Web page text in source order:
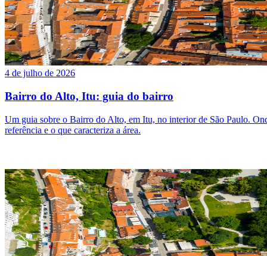
4 de julho de 2026
Bairro do Alto, Itu: guia do bairro
Um guia sobre o Bairro do Alto, em Itu, no interior de São Paulo.
referência e o que caracteriza a área.